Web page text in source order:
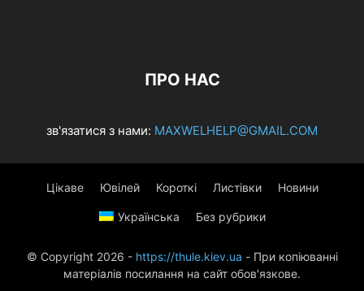
ПРО НАС
зв'язатися з нами: MAXWELHELP@GMAIL.COM
Цікаве Ювілей Короткі Листівки Новини
Українська Без рубрики
© Copyright 2026 - https://thule.kiev.ua - При копіюванні
матеріалів посилання на сайт обов'язкове.